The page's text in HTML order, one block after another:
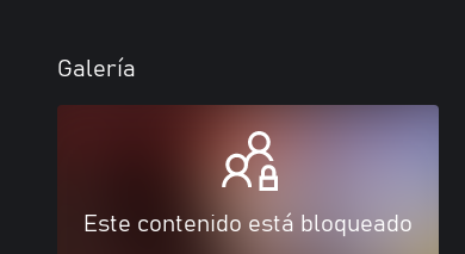
Galería
Este contenido está bloqueado